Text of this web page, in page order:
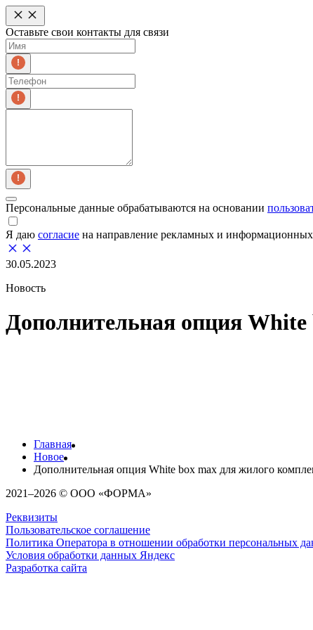
Оставьте свои контакты для связи
Персональные данные обрабатываются на основании
Я даю согласие на направление рекламных и
30.05.2023
Новость
Дополнительная опция
Главная
Новое
Дополнительная опция White box max для жилого
2021–2026 © ООО «ФОРМА»
Реквизиты
Пользовательское соглашение
Политика Оператора в отношении обработки персональных
Условия обработки данных Яндекс
Разработка сайта